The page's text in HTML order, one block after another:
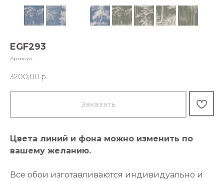
EGF293
Артикул:
3200,00 р.
Заказать
Цвета линий и фона можно изменить по
вашему желанию.
Все обои изготавливаются индивидуально и